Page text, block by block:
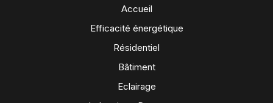
Accueil
Efficacité énergétique
Résidentiel
Bâtiment
Eclairage